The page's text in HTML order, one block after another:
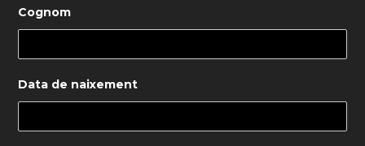
Cognom
Data de naixement